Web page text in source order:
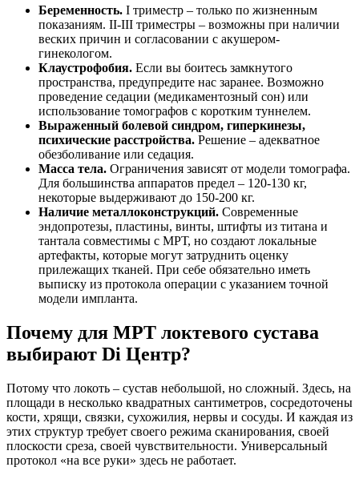
Беременность. I триместр – только по жизненным
показаниям. II-III триместры – возможны при наличии
веских причин и согласовании с акушером-
гинекологом.
Клаустрофобия. Если вы боитесь замкнутого
пространства, предупредите нас заранее. Возможно
проведение седации (медикаментозный сон) или
использование томографов с коротким туннелем.
Выраженный болевой синдром, гиперкинезы,
психические расстройства. Решение – адекватное
обезболивание или седация.
Масса тела. Ограничения зависят от модели томографа.
Для большинства аппаратов предел – 120-130 кг,
некоторые выдерживают до 150-200 кг.
Наличие металлоконструкций. Современные
эндопротезы, пластины, винты, штифты из титана и
тантала совместимы с МРТ, но создают локальные
артефакты, которые могут затруднить оценку
прилежащих тканей. При себе обязательно иметь
выписку из протокола операции с указанием точной
модели импланта.
Почему для МРТ локтевого сустава
выбирают Di Центр?
Потому что локоть – сустав небольшой, но сложный. Здесь, на
площади в несколько квадратных сантиметров, сосредоточены
кости, хрящи, связки, сухожилия, нервы и сосуды. И каждая из
этих структур требует своего режима сканирования, своей
плоскости среза, своей чувствительности. Универсальный
протокол «на все руки» здесь не работает.